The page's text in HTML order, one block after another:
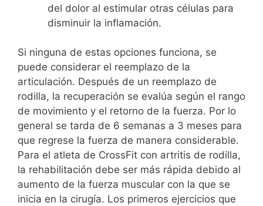
del dolor al estimular otras células para
disminuir la inflamación.
Si ninguna de estas opciones funciona, se
puede considerar el reemplazo de la
articulación. Después de un reemplazo de
rodilla, la recuperación se evalúa según el rango
de movimiento y el retorno de la fuerza. Por lo
general se tarda de 6 semanas a 3 meses para
que regrese la fuerza de manera considerable.
Para el atleta de CrossFit con artritis de rodilla,
la rehabilitación debe ser más rápida debido al
aumento de la fuerza muscular con la que se
inicia en la cirugía. Los primeros ejercicios que